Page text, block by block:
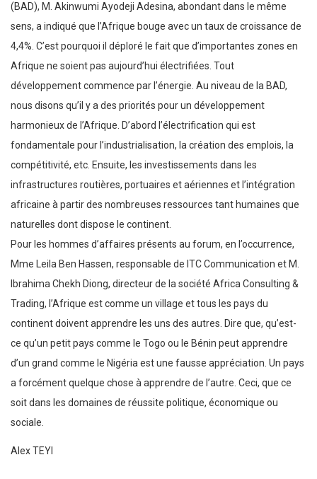
(BAD), M. Akinwumi Ayodeji Adesina, abondant dans le même
sens, a indiqué que l’Afrique bouge avec un taux de croissance de
4,4%. C’est pourquoi il déploré le fait que d’importantes zones en
Afrique ne soient pas aujourd’hui électrifiées. Tout
développement commence par l’énergie. Au niveau de la BAD,
nous disons qu’il y a des priorités pour un développement
harmonieux de l’Afrique. D’abord l’électrification qui est
fondamentale pour l’industrialisation, la création des emplois, la
compétitivité, etc. Ensuite, les investissements dans les
infrastructures routières, portuaires et aériennes et l’intégration
africaine à partir des nombreuses ressources tant humaines que
naturelles dont dispose le continent.
Pour les hommes d’affaires présents au forum, en l’occurrence,
Mme Leila Ben Hassen, responsable de ITC Communication et M.
Ibrahima Chekh Diong, directeur de la société Africa Consulting &
Trading, l’Afrique est comme un village et tous les pays du
continent doivent apprendre les uns des autres. Dire que, qu’est-
ce qu’un petit pays comme le Togo ou le Bénin peut apprendre
d’un grand comme le Nigéria est une fausse appréciation. Un pays
a forcément quelque chose à apprendre de l’autre. Ceci, que ce
soit dans les domaines de réussite politique, économique ou
sociale.
Alex TEYI